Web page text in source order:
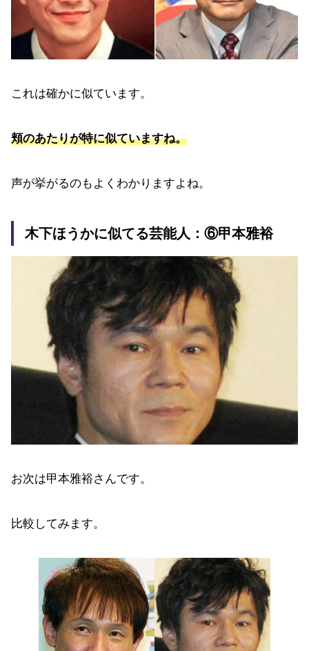
これは確かに似ています。
頬のあたりが特に似ていますね。
声が挙がるのもよくわかりますよね。
木下ほうかに似てる芸能人：⑥甲本雅裕
お次は甲本雅裕さんです。
比較してみます。